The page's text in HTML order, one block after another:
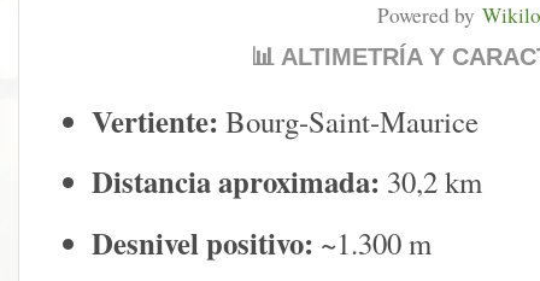
Powered by
📊 ALTIMETRÍA Y
Vertiente: Bourg-Saint-Maurice
Distancia aproximada: 30,2 km
Desnivel positivo: ~1.300 m